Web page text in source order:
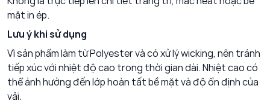
mặt in ép.
Lưu ý khi sử dụng
Vì sản phẩm làm từ Polyester và có xử lý wicking, nên tránh
tiếp xúc với nhiệt độ cao trong thời gian dài. Nhiệt cao có
thể ảnh hưởng đến lớp hoàn tất bề mặt và độ ổn định của
vải.